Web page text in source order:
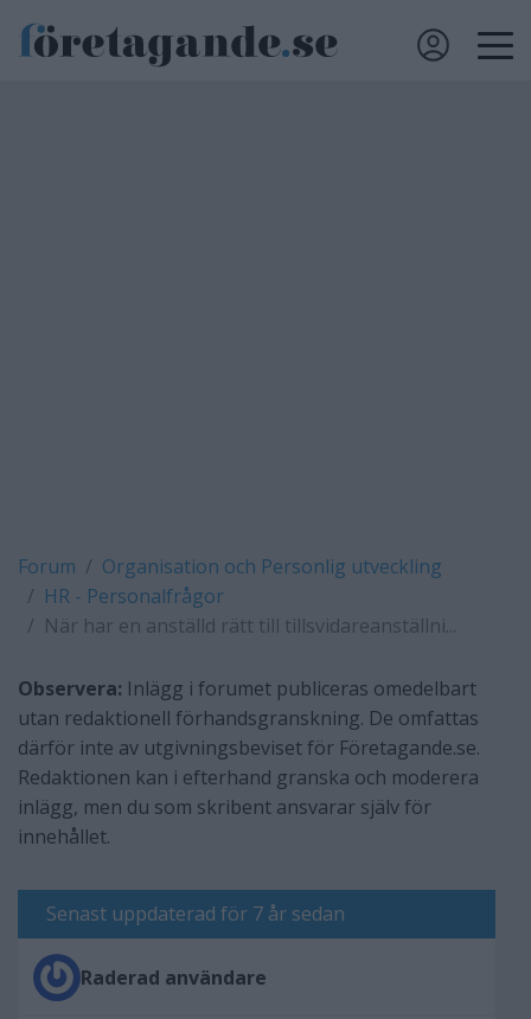
Forum
Organisation och Personlig utveckling
HR - Personalfrågor
När har en anställd rätt till tillsvidareanställni...
Observera: Inlägg i forumet publiceras omedelbart
utan redaktionell förhandsgranskning. De omfattas
därför inte av utgivningsbeviset för Företagande.se.
Redaktionen kan i efterhand granska och moderera
inlägg, men du som skribent ansvarar själv för
innehållet.
Senast uppdaterad för 7 år sedan
Raderad användare